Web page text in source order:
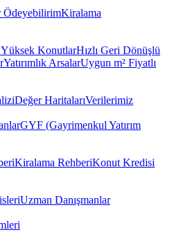
ÖdeyebilirimKiralama
KonutlarHızlı Geri Dönüşlü
Yatırımlık ArsalarUygun m² Fiyatlı
Değer HaritalarıVerilerimiz
GYF (Gayrimenkul Yatırım
Kiralama RehberiKonut Kredisi
Uzman Danışmanlar